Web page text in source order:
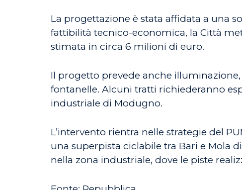
La progettazione è stata affidata a una
fattibilità tecnico-economica, la Città
stimata in circa 6 milioni di euro.
Il progetto prevede anche illuminazione,
fontanelle. Alcuni tratti richiederanno
industriale di Modugno.
L’intervento rientra nelle strategie del
una superpista ciclabile tra Bari e Mola
nella zona industriale, dove le piste